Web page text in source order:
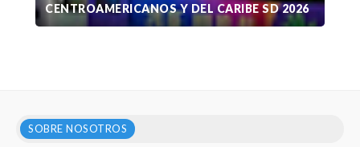
CENTROAMERICANOS Y DEL CARIBE SD 2026
SOBRE NOSOTROS